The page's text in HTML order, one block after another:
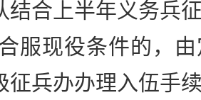
结合上半年义务兵
服现役条件的，
征兵办办理入伍手